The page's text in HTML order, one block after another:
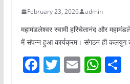
February 23, 2026 admin
महामंडलेश्वर स्वामी हरिचेतानंद और
में संपन्न हुआ कार्यक्रम। संगठन ही कलयुग
F T E W S